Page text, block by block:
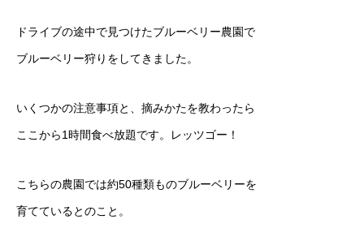
ドライブの途中で見つけたブルーベリー農園で
ブルーベリー狩りをしてきました。
いくつかの注意事項と、摘みかたを教わったら
ここから1時間食べ放題です。レッツゴー！
こちらの農園では約50種類ものブルーベリーを
育てているとのこと。